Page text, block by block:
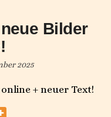
Bilder
2025
+ neuer Text!